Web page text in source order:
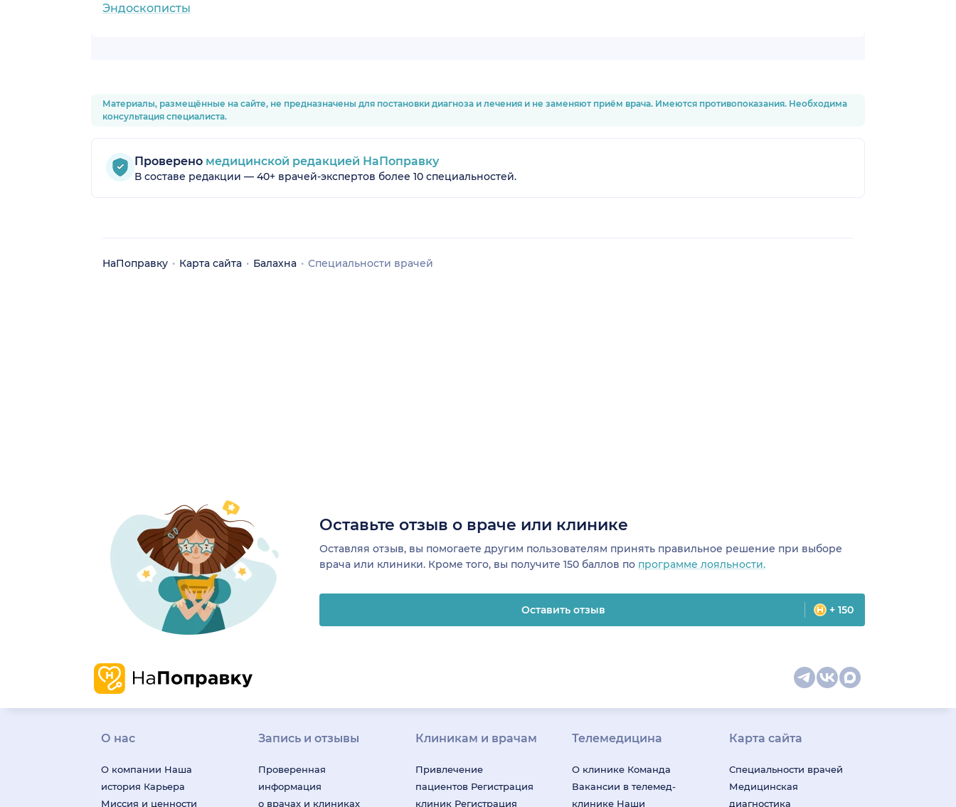
Эндоскописты
Материалы, размещённые на сайте, не предназначены для постановки диагноза и лечения и не заменяют приём врача. Имеются противопоказания. Необходима
консультация специалиста.
Проверено медицинской редакцией НаПоправку
В составе редакции — 40+ врачей-экспертов более 10 специальностей.
НаПоправку Карта сайта Балахна Специальности врачей
Оставьте отзыв о враче или клинике
Оставляя отзыв, вы помогаете другим пользователям принять правильное решение при выборе
врача или клиники. Кроме того, вы получите 150 баллов по программе лояльности.
Оставить отзыв + 150
О нас
О компании Наша
история Карьера
Миссия и ценности
Запись и отзывы
Проверенная
информация
о врачах и клиниках
Клиникам и врачам
Привлечение
пациентов Регистрация
клиник Регистрация
Телемедицина
О клинике Команда
Вакансии в телемед-
клинике Наши
Карта сайта
Специальности врачей
Медицинская
диагностика